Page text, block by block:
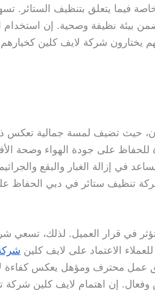
خاصة فيما يتعلق بتنظيف
بيئة نظيفة وصحية. إن استخدام
يختارون شركة لايف كلين كخيارهم
حيث تضيف لمسة جمالية تعكس
للحفاظ على جودة الهواء وصحة
في إزالة الغبار والبقع
تنظيف ستائر في دبي الحفاظ
في قرار العميل. لذلك، تسعي
الاعتماد على لايف كلين
عمل محترف ومؤهل يعكس
إن اهتمام لايف كلين شركة